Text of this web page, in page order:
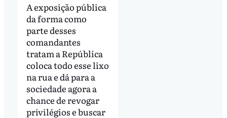
A exposição pública
da forma como
parte desses
comandantes
tratam a República
coloca todo esse lixo
na rua e dá para a
sociedade agora a
chance de revogar
privilégios e buscar